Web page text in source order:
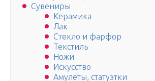
Сувениры
Керамика
Лак
Стекло и фарфор
Текстиль
Ножи
Искусство
Амулеты, статуэтки